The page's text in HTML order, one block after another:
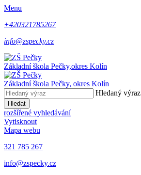
Menu
+420321785267
info@zspecky.cz
Základní škola Pečky,okres Kolín
Základní škola Pečky, okres Kolín
Hledaný výraz
Hledat
rozšířené vyhledávání
Vytisknout
Mapa webu
321 785 267
info@zspecky.cz